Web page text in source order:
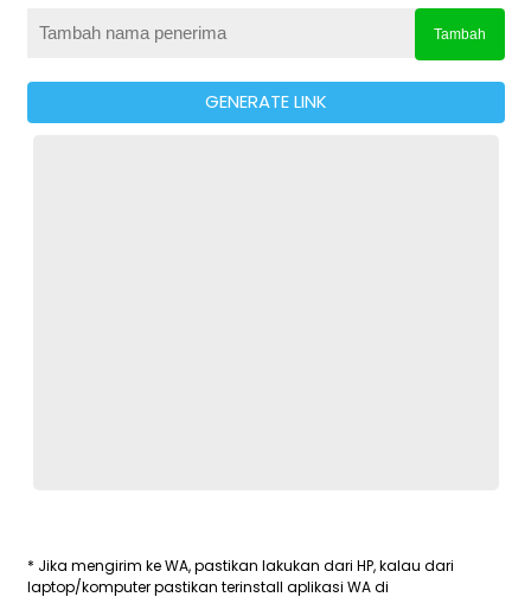
Tambah
GENERATE LINK
* Jika mengirim ke WA, pastikan lakukan dari HP, kalau dari
laptop/komputer pastikan terinstall aplikasi WA di